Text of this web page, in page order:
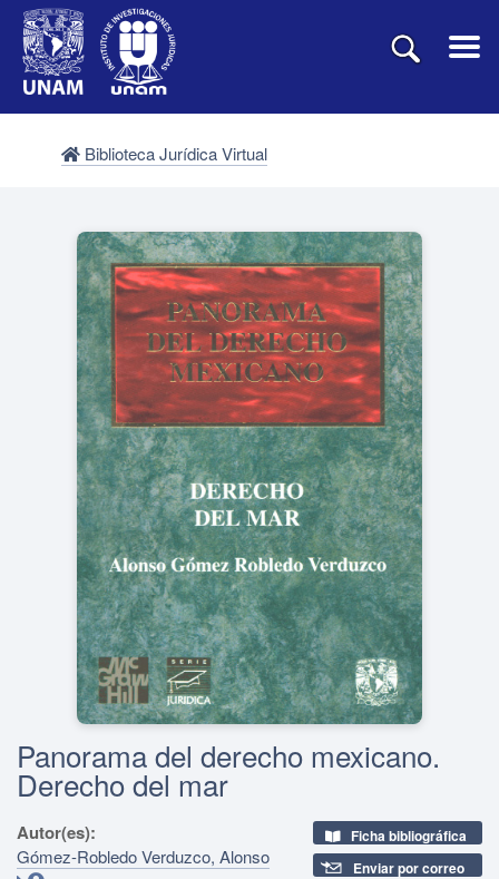
Biblioteca Jurídica Virtual
Panorama del derecho mexicano.
Derecho del mar
Autor(es):
Gómez-Robledo Verduzco, Alonso
Ficha bibliográfica
Enviar por correo